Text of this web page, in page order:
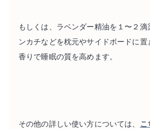
もしくは、ラベンダー精油を１〜２
ンカチなどを枕元やサイドボードに置
香りで睡眠の質を高めます。
その他の詳しい使い方については、 こ